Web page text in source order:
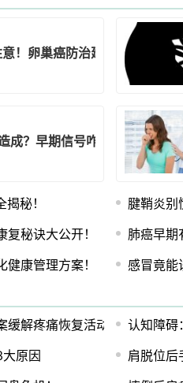
！卵巢癌防治建议请收好！
成？早期信号咋识别？
秘！
腱鞘炎别
秘诀大公开！
肺癌早期
康管理方案！
感冒竟能
缓解疼痛恢复活动！ 认知障碍
原因
肩脱位后